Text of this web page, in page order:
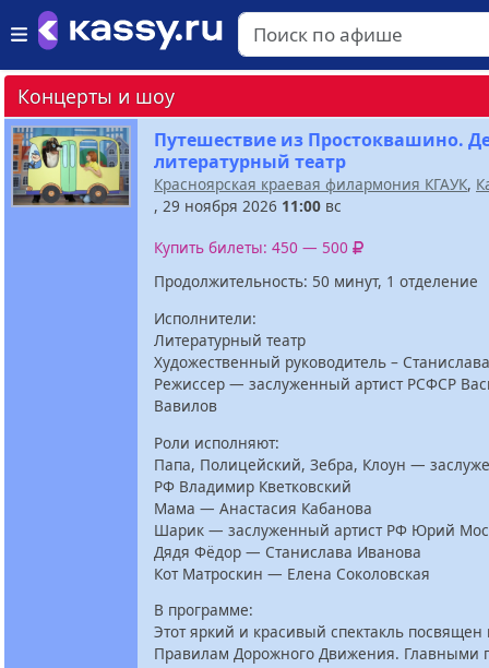
Концерты и шоу
Путешествие из Простоквашино.
литературный театр
Красноярская краевая филармония КГАУК,
, 29 ноября 2026 11:00 вс
Купить билеты: 450 — 500
Продолжительность: 50 минут, 1 отделение
Исполнители:
Литературный театр
Художественный руководитель –
Режиссер — заслуженный артист РСФСР
Вавилов
Роли исполняют:
Папа, Полицейский, Зебра, Клоун —
РФ Владимир Кветковский
Мама — Анастасия Кабанова
Шарик — заслуженный артист РФ Юрий
Дядя Фёдор — Станислава Иванова
Кот Матроскин — Елена Соколовская
В программе:
Этот яркий и красивый спектакль
Правилам Дорожного Движения. Главными